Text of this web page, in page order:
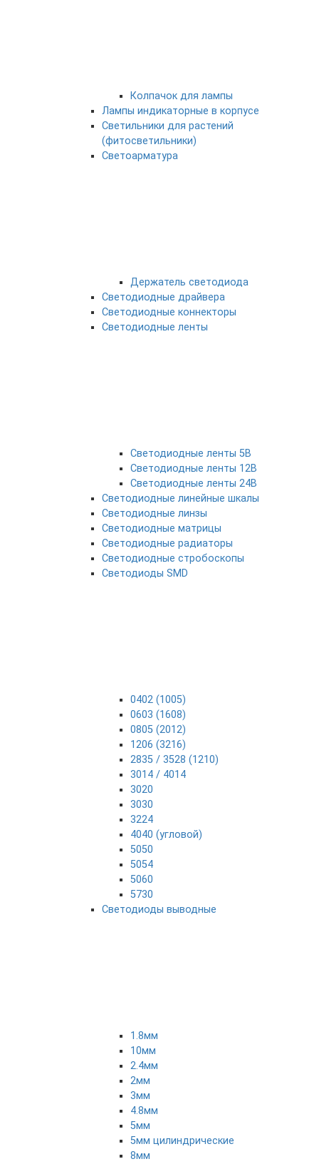
Колпачок для лампы
Лампы индикаторные в корпусе
Светильники для растений
(фитосветильники)
Светоарматура
Держатель светодиода
Светодиодные драйвера
Светодиодные коннекторы
Светодиодные ленты
Светодиодные ленты 5В
Светодиодные ленты 12В
Светодиодные ленты 24В
Светодиодные линейные шкалы
Светодиодные линзы
Светодиодные матрицы
Светодиодные радиаторы
Светодиодные стробоскопы
Светодиоды SMD
0402 (1005)
0603 (1608)
0805 (2012)
1206 (3216)
2835 / 3528 (1210)
3014 / 4014
3020
3030
3224
4040 (угловой)
5050
5054
5060
5730
Светодиоды выводные
1.8мм
10мм
2.4мм
2мм
3мм
4.8мм
5мм
5мм цилиндрические
8мм